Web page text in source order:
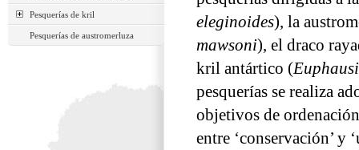
Pesquerías de kril
Pesquerías de austromerluza
eleginoides), la
mawsoni), el draco
kril antártico (
pesquerías se realiza
objetivos de
entre ‘conservación’ y